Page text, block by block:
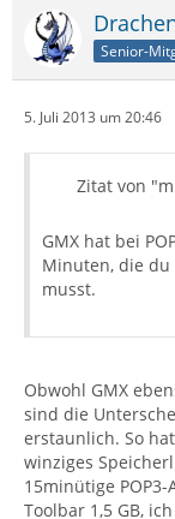
Senior-
5. Juli 2013 um 20:46
Zitat von
GMX hat bei
Minuten, die du
musst.
Obwohl GMX
sind die
erstaunlich. So
winziges
15minütige
Toolbar 1,5 GB,